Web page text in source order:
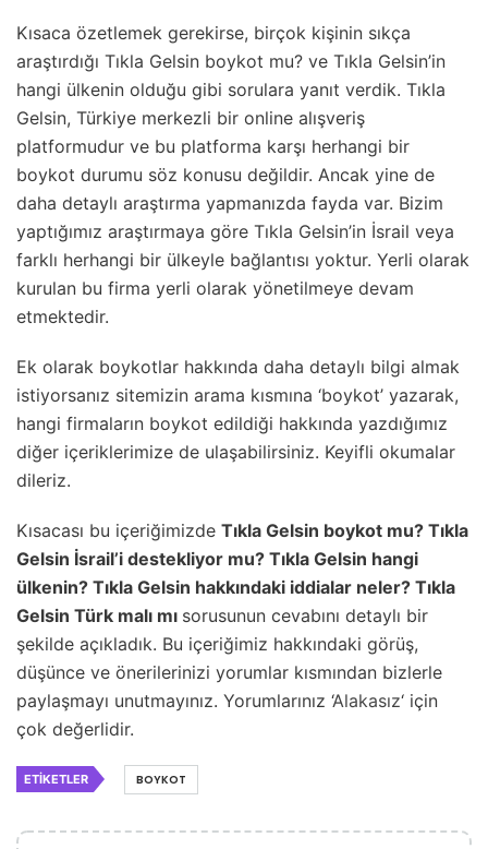
Kısaca özetlemek gerekirse, birçok kişinin sıkça
araştırdığı Tıkla Gelsin boykot mu? ve Tıkla Gelsin’in
hangi ülkenin olduğu gibi sorulara yanıt verdik. Tıkla
Gelsin, Türkiye merkezli bir online alışveriş
platformudur ve bu platforma karşı herhangi bir
boykot durumu söz konusu değildir. Ancak yine de
daha detaylı araştırma yapmanızda fayda var. Bizim
yaptığımız araştırmaya göre Tıkla Gelsin’in İsrail veya
farklı herhangi bir ülkeyle bağlantısı yoktur. Yerli olarak
kurulan bu firma yerli olarak yönetilmeye devam
etmektedir.
Ek olarak boykotlar hakkında daha detaylı bilgi almak
istiyorsanız sitemizin arama kısmına ‘boykot’ yazarak,
hangi firmaların boykot edildiği hakkında yazdığımız
diğer içeriklerimize de ulaşabilirsiniz. Keyifli okumalar
dileriz.
Kısacası bu içeriğimizde Tıkla Gelsin boykot mu? Tıkla
Gelsin İsrail’i destekliyor mu? Tıkla Gelsin hangi
ülkenin? Tıkla Gelsin hakkındaki iddialar neler? Tıkla
Gelsin Türk malı mı sorusunun cevabını detaylı bir
şekilde açıkladık. Bu içeriğimiz hakkındaki görüş,
düşünce ve önerilerinizi yorumlar kısmından bizlerle
paylaşmayı unutmayınız. Yorumlarınız ‘Alakasız‘ için
çok değerlidir.
ETIKETLER BOYKOT